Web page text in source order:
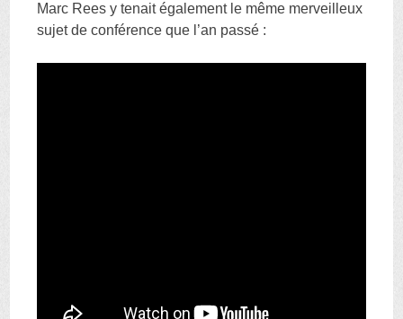
Marc Rees y tenait également le même merveilleux
sujet de conférence que l’an passé :